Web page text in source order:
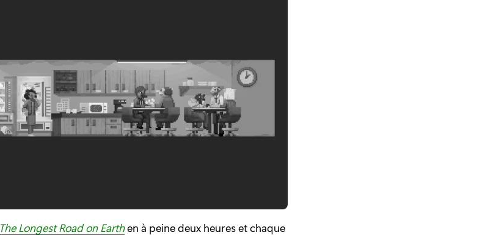
The Longest Road on Earthen à peine deux heures et chaque